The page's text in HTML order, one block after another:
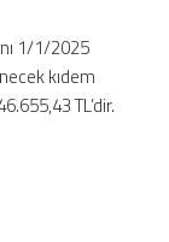
1/1/2025
kıdem
TL’dir.